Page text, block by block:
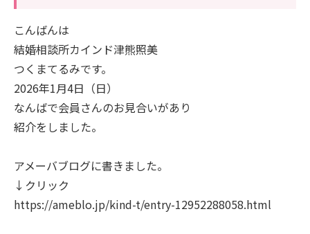
こんばんは
結婚相談所カインド津熊照美
つくまてるみです。
2026年1月4日（日）
なんばで会員さんのお見合いがあり
紹介をしました。
アメーバブログに書きました。
↓クリック
https://ameblo.jp/kind-t/entry-12952288058.html